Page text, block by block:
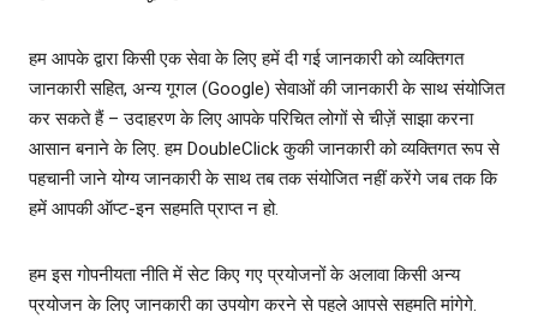
हम आपके द्वारा किसी एक सेवा के लिए हमें दी गई जानकारी को व्‍यक्तिगत
जानकारी सहित, अन्‍य गूगल (Google) सेवाओं की जानकारी के साथ संयोजित
कर सकते हैं – उदाहरण के लिए आपके परिचित लोगों से चीज़ें साझा करना
आसान बनाने के लिए. हम DoubleClick कुकी जानकारी को व्‍यक्तिगत रूप से
पहचानी जाने योग्‍य जानकारी के साथ तब तक संयोजित नहीं करेंगे जब तक कि
हमें आपकी ऑप्‍ट-इन सहमति प्राप्त न हो.
हम इस गोपनीयता नीति में सेट किए गए प्रयोजनों के अलावा किसी अन्‍य
प्रयोजन के लिए जानकारी का उपयोग करने से पहले आपसे सहमति मांगेगे.